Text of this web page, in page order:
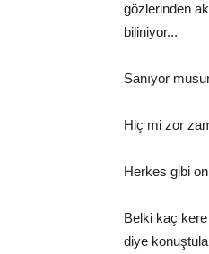
gözlerinden
biliniyor...
Sanıyor
Hiç mi zor
Herkes gibi
Belki kaç
diye